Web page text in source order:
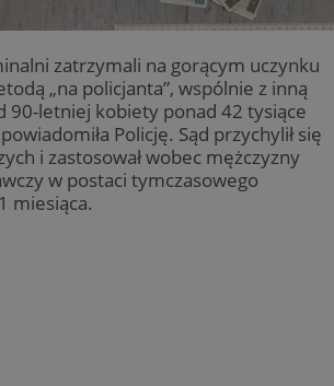
zatrzymali na gorącym uczynku
„na policjanta”, wspólnie z inną
90-letniej kobiety ponad 42 tysiące
Policję. Sąd przychylił się
i zastosował wobec mężczyzny
w postaci tymczasowego
miesiąca.